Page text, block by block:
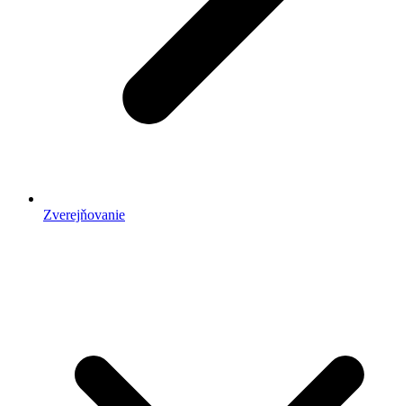
Zverejňovanie